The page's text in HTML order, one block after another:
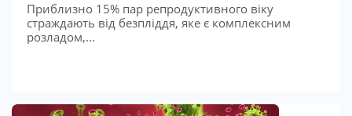
Приблизно 15% пар репродуктивного віку
страждають від безпліддя, яке є комплексним
розладом,...